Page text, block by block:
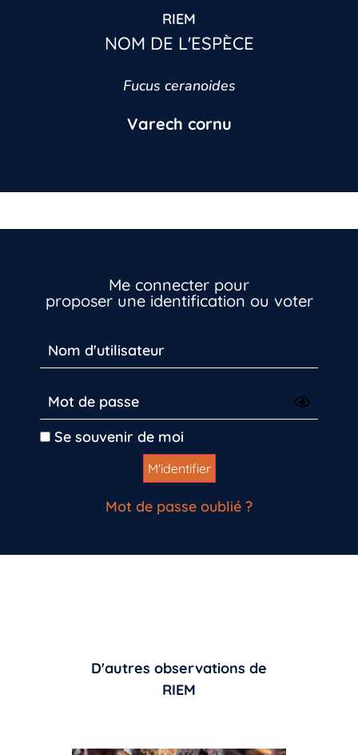
RIEM
NOM DE L'ESPÈCE
Fucus ceranoides
Varech cornu
Me connecter pour
proposer une identification ou voter
Se souvenir de moi
Mot de passe oublié ?
D'autres observations de
RIEM